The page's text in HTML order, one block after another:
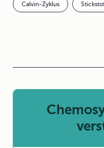
Calvin-Zyklus